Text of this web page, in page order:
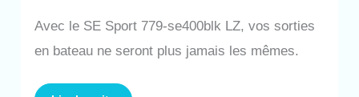
Avec le SE Sport 779-se400blk LZ, vos sorties
en bateau ne seront plus jamais les mêmes.